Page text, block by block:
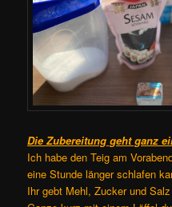
Die Zubereitung geht ganz
Ich habe den Teig am
eine Stunde länger schlafen
Ihr gebt Mehl, Zucker und